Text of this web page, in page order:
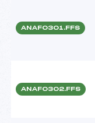
ANAF0301.FFS
ANAF0302.FFS